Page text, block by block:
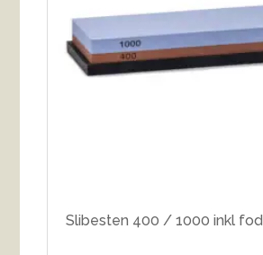
Slibesten 400 / 1000 inkl fod